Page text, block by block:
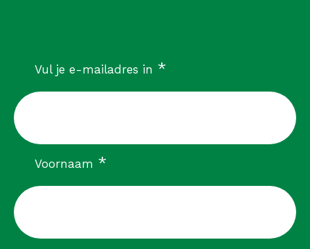
Vul je e-mailadres in *verplicht
Voornaam *verplicht